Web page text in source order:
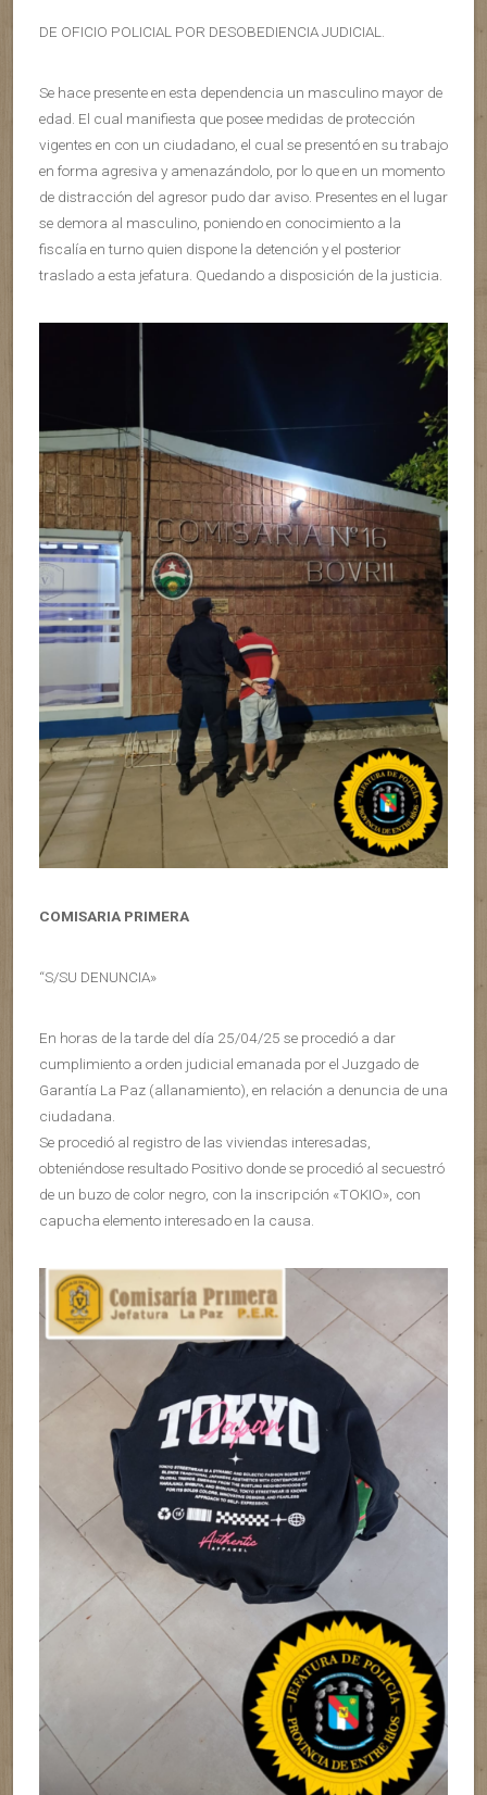
DE OFICIO POLICIAL POR DESOBEDIENCIA JUDICIAL.
Se hace presente en esta dependencia un masculino mayor de
edad. El cual manifiesta que posee medidas de protección
vigentes en con un ciudadano, el cual se presentó en su trabajo
en forma agresiva y amenazándolo, por lo que en un momento
de distracción del agresor pudo dar aviso. Presentes en el lugar
se demora al masculino, poniendo en conocimiento a la
fiscalía en turno quien dispone la detención y el posterior
traslado a esta jefatura. Quedando a disposición de la justicia.
COMISARIA PRIMERA
“S/SU DENUNCIA»
En horas de la tarde del día 25/04/25 se procedió a dar
cumplimiento a orden judicial emanada por el Juzgado de
Garantía La Paz (allanamiento), en relación a denuncia de una
ciudadana.
Se procedió al registro de las viviendas interesadas,
obteniéndose resultado Positivo donde se procedió al secuestró
de un buzo de color negro, con la inscripción «TOKIO», con
capucha elemento interesado en la causa.